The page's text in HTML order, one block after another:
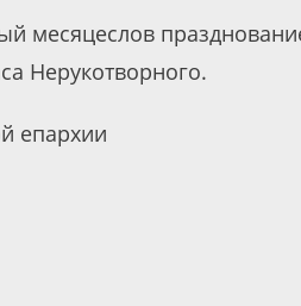
месяцеслов
Нерукотворного.
епархии